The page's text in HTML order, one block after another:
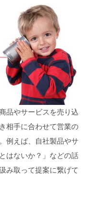
品やサービスを売り込
相手に合わせて営業の
例えば、自社製品やサ
はないか？」などの話
み取って提案に繋げて